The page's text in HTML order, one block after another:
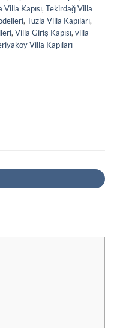
Villa Kapısı, Tekirdağ Villa
, Tuzla Villa Kapıları,
, Villa Giriş Kapısı, villa
Villa Kapıları